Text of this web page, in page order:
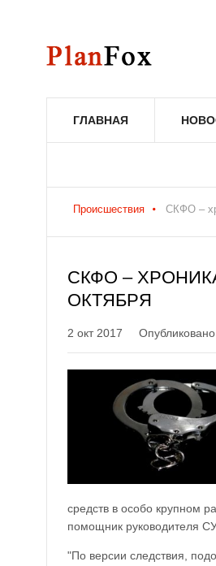
ГЛАВНАЯ
Происшествия СКФО –
СКФО –
ОКТЯБРЯ
2 окт 2017
средств в особо крупном
помощник руководителя
"По версии следствия,